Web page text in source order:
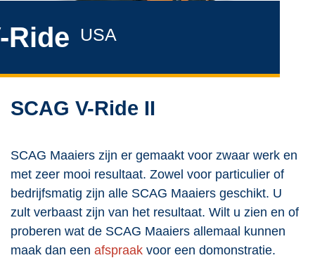
Ride USA
SCAG V-Ride II
SCAG Maaiers zijn er gemaakt voor zwaar werk en
met zeer mooi resultaat. Zowel voor particulier of
bedrijfsmatig zijn alle SCAG Maaiers geschikt. U
zult verbaast zijn van het resultaat. Wilt u zien en of
proberen wat de SCAG Maaiers allemaal kunnen
maak dan een afspraak voor een domonstratie.